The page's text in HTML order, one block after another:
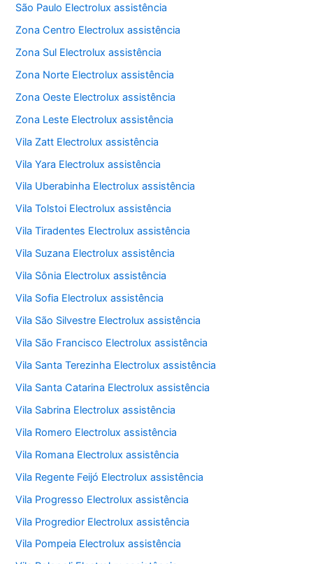
São Paulo Electrolux assistência
Zona Centro Electrolux assistência
Zona Sul Electrolux assistência
Zona Norte Electrolux assistência
Zona Oeste Electrolux assistência
Zona Leste Electrolux assistência
Vila Zatt Electrolux assistência
Vila Yara Electrolux assistência
Vila Uberabinha Electrolux assistência
Vila Tolstoi Electrolux assistência
Vila Tiradentes Electrolux assistência
Vila Suzana Electrolux assistência
Vila Sônia Electrolux assistência
Vila Sofia Electrolux assistência
Vila São Silvestre Electrolux assistência
Vila São Francisco Electrolux assistência
Vila Santa Terezinha Electrolux assistência
Vila Santa Catarina Electrolux assistência
Vila Sabrina Electrolux assistência
Vila Romero Electrolux assistência
Vila Romana Electrolux assistência
Vila Regente Feijó Electrolux assistência
Vila Progresso Electrolux assistência
Vila Progredior Electrolux assistência
Vila Pompeia Electrolux assistência